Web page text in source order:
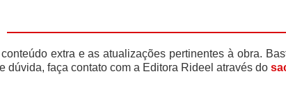
extra e as atualizações pertinentes à obra.
dúvida, faça contato com a Editora Rideel através do